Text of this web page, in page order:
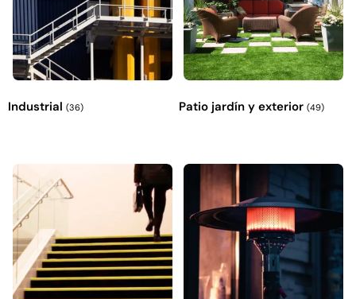
Industrial (36) Patio jardín y exterior (49)